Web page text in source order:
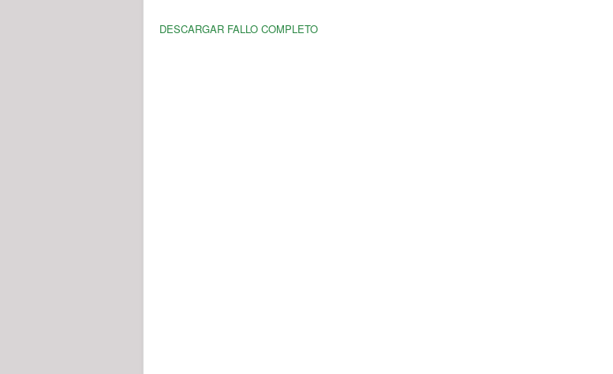
DESCARGAR FALLO COMPLETO